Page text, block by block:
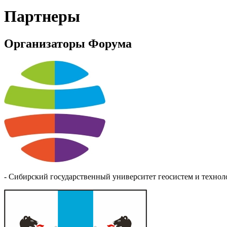
Партнеры
Организаторы Форума
- Сибирский государственный университет геосистем и